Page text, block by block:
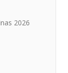
2026